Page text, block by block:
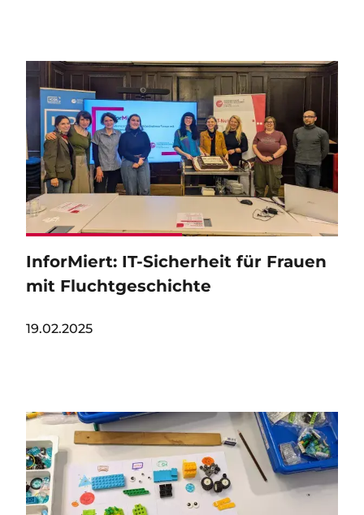
Image
InforMiert: IT-Sicherheit für Frauen
mit Fluchtgeschichte
19.02.2025
Image